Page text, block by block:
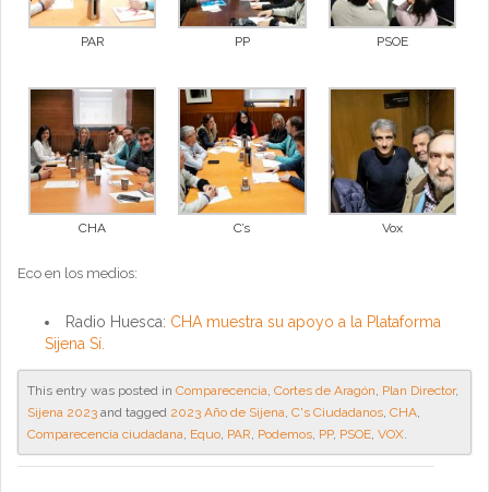
PAR PP PSOE
CHA C’s Vox
Eco en los medios:
Radio Huesca: CHA muestra su apoyo a la Plataforma
Sijena Sí.
This entry was posted in Comparecencia, Cortes de Aragón, Plan Director,
Sijena 2023 and tagged 2023 Año de Sijena, C's Ciudadanos, CHA,
Comparecencia ciudadana, Equo, PAR, Podemos, PP, PSOE, VOX.